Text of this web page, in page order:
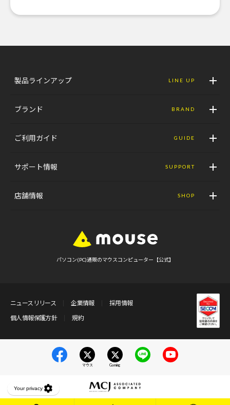
製品ラインアップ LINE UP
ブランド BRAND
ご利用ガイド GUIDE
サポート情報 SUPPORT
店舗情報 SHOP
パソコン(PC)通販のマウスコンピューター【公式】
ニュースリリース 企業情報
採用情報
個人情報保護方針
規約
マウス Gaming